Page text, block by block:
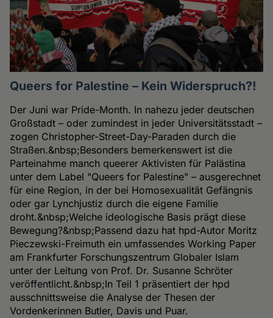
Queers for Palestine – Kein Widerspruch?!
Der Juni war Pride-Month. In nahezu jeder deutschen
Großstadt – oder zumindest in jeder Universitätsstadt –
zogen Christopher-Street-Day-Paraden durch die
Straßen.&nbsp;Besonders bemerkenswert ist die
Parteinahme manch queerer Aktivisten für Palästina
unter dem Label "Queers for Palestine" – ausgerechnet
für eine Region, in der bei Homosexualität Gefängnis
oder gar Lynchjustiz durch die eigene Familie
droht.&nbsp;Welche ideologische Basis prägt diese
Bewegung?&nbsp;Passend dazu hat hpd-Autor Moritz
Pieczewski-Freimuth ein umfassendes Working Paper
am Frankfurter Forschungszentrum Globaler Islam
unter der Leitung von Prof. Dr. Susanne Schröter
veröffentlicht.&nbsp;In Teil 1 präsentiert der hpd
ausschnittsweise die Analyse der Thesen der
Vordenkerinnen Butler, Davis und Puar.